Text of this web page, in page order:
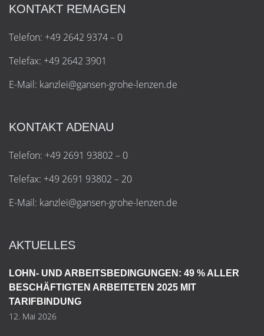
KONTAKT REMAGEN
Telefon: +49 2642 9374 – 0
Telefax: +49 2642 3901
E-Mail: kanzlei@gansen-grohe-lenzen.de
KONTAKT ADENAU
Telefon: +49 2691 93802 – 0
Telefax: +49 2691 93802 – 20
E-Mail: kanzlei@gansen-grohe-lenzen.de
AKTUELLES
LOHN- UND ARBEITSBEDINGUNGEN: 49 % ALLER
BESCHÄFTIGTEN ARBEITETEN 2025 MIT
TARIFBINDUNG
12. Mai 2026